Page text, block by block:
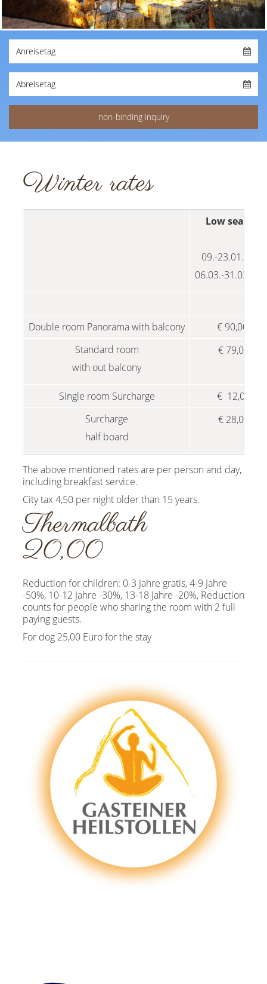
Winter rates
Low season
09.-23.01.2027
06.03.-
Double room Panorama with balcony
€ 90,00
Standard room
with out balcony
€ 79,00
Single room Surcharge
€ 12,00
Surcharge
half board
€ 28,00
The above mentioned rates are per person and day,
including breakfast service.
City tax 4,50 per night older than 15 years.
Thermalbath
20,00
Reduction for children: 0-3 Jahre gratis, 4-9 Jahre
-50%, 10-12 Jahre -30%, 13-18 Jahre -20%, Reduction
counts for people who sharing the room with 2 full
paying guests.
For dog 25,00 Euro for the stay